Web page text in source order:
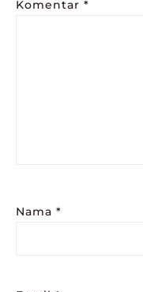
Komentar *
Nama *